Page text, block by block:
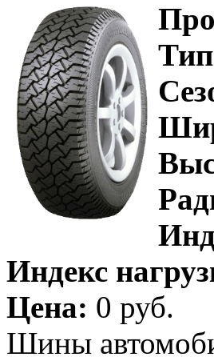
Индекс
Цена: 0 руб.
Шины